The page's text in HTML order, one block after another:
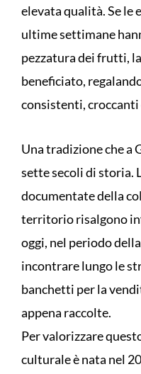
elevata qualità. Se le
ultime settimane
pezzatura dei frutti,
beneficiato,
consistenti, croccanti
Una tradizione che a
sette secoli di storia.
documentate della
territorio risalgono
oggi, nel periodo
incontrare lungo le
banchetti per la
appena raccolte.
Per valorizzare
culturale è nata nel